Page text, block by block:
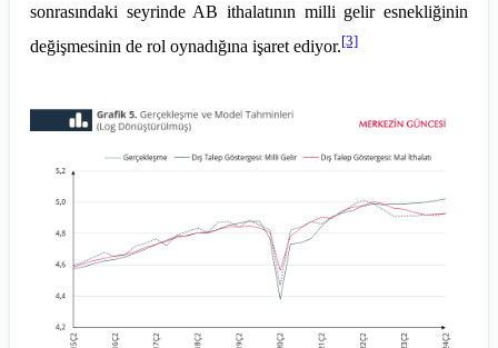
sonrasındaki seyrinde AB ithalatının milli gelir esnekliğinin
değişmesinin de rol oynadığına işaret ediyor.[3]